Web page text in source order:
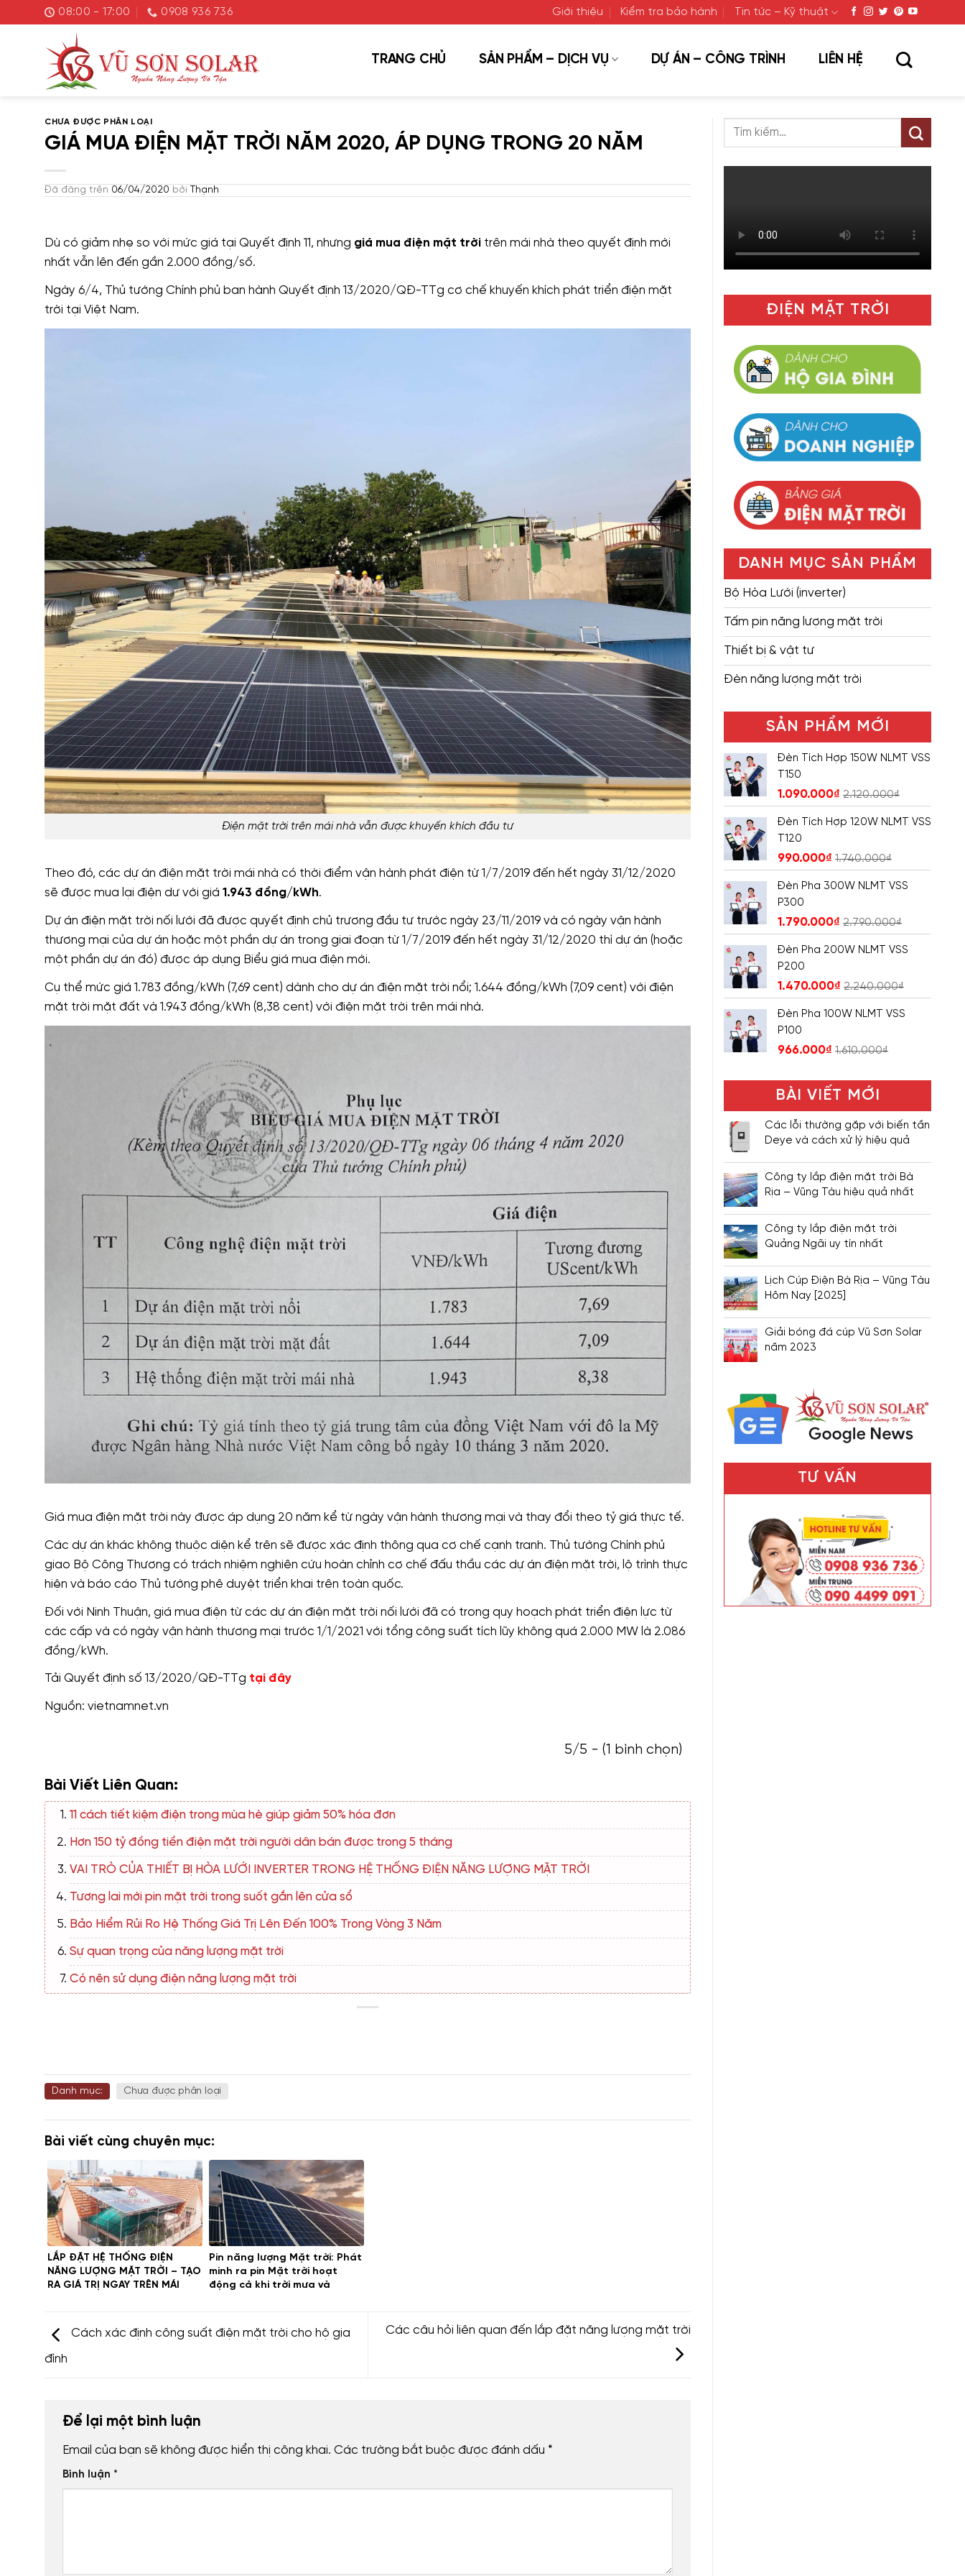
đến
08:00 - 17:00 0908 936 736 Giới thiệu Kiểm tra bảo hành Tin tức – Kỹ thuật
TRANG CHỦ SẢN PHẨM – DỊCH VỤ DỰ ÁN – CÔNG TRÌNH LIÊN HỆ
CHƯA ĐƯỢC PHÂN LOẠI
GIÁ MUA ĐIỆN MẶT TRỜI NĂM 2020, ÁP DỤNG TRONG 20 NĂM
Đã đăng trên 06/04/2020 bởi Thạnh
Dù có giảm nhẹ so với mức giá tại Quyết định 11, nhưng giá mua điện mặt trời trên mái nhà theo quyết định mới
nhất vẫn lên đến gần 2.000 đồng/số.
Ngày 6/4, Thủ tướng Chính phủ ban hành Quyết định 13/2020/QĐ-TTg cơ chế khuyến khích phát triển điện mặt
trời tại Việt Nam.
Điện mặt trời trên mái nhà vẫn được khuyến khích đầu tư
Theo đó, các dự án điện mặt trời mái nhà có thời điểm vận hành phát điện từ 1/7/2019 đến hết ngày 31/12/2020
sẽ được mua lại điện dư với giá 1.943 đồng/kWh.
Dự án điện mặt trời nối lưới đã được quyết định chủ trương đầu tư trước ngày 23/11/2019 và có ngày vận hành
thương mại của dự án hoặc một phần dự án trong giai đoạn từ 1/7/2019 đến hết ngày 31/12/2020 thì dự án (hoặc
một phần dự án đó) được áp dụng Biểu giá mua điện mới.
Cụ thể mức giá 1.783 đồng/kWh (7,69 cent) dành cho dự án điện mặt trời nổi; 1.644 đồng/kWh (7,09 cent) với điện
mặt trời mặt đất và 1.943 đồng/kWh (8,38 cent) với điện mặt trời trên mái nhà.
Giá mua điện mặt trời này được áp dụng 20 năm kể từ ngày vận hành thương mại và thay đổi theo tỷ giá thực tế.
Các dự án khác không thuộc diện kể trên sẽ được xác định thông qua cơ chế cạnh tranh. Thủ tướng Chính phủ
giao Bộ Công Thương có trách nhiệm nghiên cứu hoàn chỉnh cơ chế đấu thầu các dự án điện mặt trời, lộ trình thực
hiện và báo cáo Thủ tướng phê duyệt triển khai trên toàn quốc.
Đối với Ninh Thuận, giá mua điện từ các dự án điện mặt trời nối lưới đã có trong quy hoạch phát triển điện lực từ
các cấp và có ngày vận hành thương mại trước 1/1/2021 với tổng công suất tích lũy không quá 2.000 MW là 2.086
đồng/kWh.
Tải Quyết định số 13/2020/QĐ-TTg tại đây
Nguồn: vietnamnet.vn
5/5 - (1 bình chọn)
Bài Viết Liên Quan:
11 cách tiết kiệm điện trong mùa hè giúp giảm 50% hóa đơn
Hơn 150 tỷ đồng tiền điện mặt trời người dân bán được trong 5 tháng
VAI TRÒ CỦA THIẾT BỊ HÒA LƯỚI INVERTER TRONG HỆ THỐNG ĐIỆN NĂNG LƯỢNG MẶT TRỜI
Tương lai mới pin mặt trời trong suốt gắn lên cửa sổ
Bảo Hiểm Rủi Ro Hệ Thống Giá Trị Lên Đến 100% Trong Vòng 3 Năm
Sự quan trọng của năng lượng mặt trời
Có nên sử dụng điện năng lượng mặt trời
Danh mục: Chưa được phân loại
Bài viết cùng chuyên mục:
LẮP ĐẶT HỆ THỐNG ĐIỆN
NĂNG LƯỢNG MẶT TRỜI – TẠO
RA GIÁ TRỊ NGAY TRÊN MÁI
Pin năng lượng Mặt trời: Phát
minh ra pin Mặt trời hoạt
động cả khi trời mưa và
Cách xác định công suất điện mặt trời cho hộ gia
đình
Các câu hỏi liên quan đến lắp đặt năng lượng mặt trời
Để lại một bình luận
Email của bạn sẽ không được hiển thị công khai. Các trường bắt buộc được đánh dấu *
Bình luận *
ĐIỆN MẶT TRỜI
DANH MỤC SẢN PHẨM
Bộ Hòa Lưới (inverter)
Tấm pin năng lượng mặt trời
Thiết bị & vật tư
Đèn năng lượng mặt trời
SẢN PHẨM MỚI
Đèn Tích Hợp 150W NLMT VSS
T150
1.090.000₫ 2.120.000₫
Đèn Tích Hợp 120W NLMT VSS
T120
990.000₫ 1.740.000₫
Đèn Pha 300W NLMT VSS
P300
1.790.000₫ 2.790.000₫
Đèn Pha 200W NLMT VSS
P200
1.470.000₫ 2.240.000₫
Đèn Pha 100W NLMT VSS
P100
966.000₫ 1.610.000₫
BÀI VIẾT MỚI
Các lỗi thường gặp với biến tần
Deye và cách xử lý hiệu quả
Công ty lắp điện mặt trời Bà
Rịa – Vũng Tàu hiệu quả nhất
Công ty lắp điện mặt trời
Quảng Ngãi uy tín nhất
Lịch Cúp Điện Bà Rịa – Vũng Tàu
Hôm Nay [2025]
Giải bóng đá cúp Vũ Sơn Solar
năm 2023
TƯ VẤN